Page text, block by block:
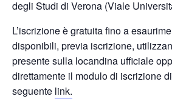
degli Studi di Verona (Viale
L’iscrizione è gratuita fino a
disponibili, previa iscrizione,
presente sulla locandina ufficiale
direttamente il modulo di iscrizione
seguente link.